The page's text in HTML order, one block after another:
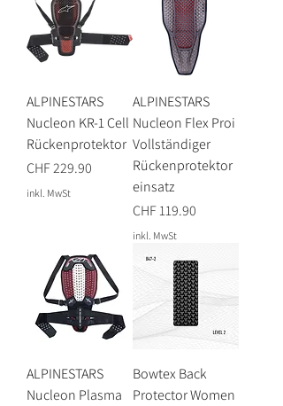
ALPINESTARS
Nucleon KR-1 Cell
Rückenprotektor
Preis
CHF 229.90
inkl. MwSt
ALPINESTARS
Nucleon Flex Proi
Vollständiger
Rückenprotektor
einsatz
Preis
CHF 119.90
inkl. MwSt
ALPINESTARS
Nucleon Plasma
Bowtex Back
Protector Women